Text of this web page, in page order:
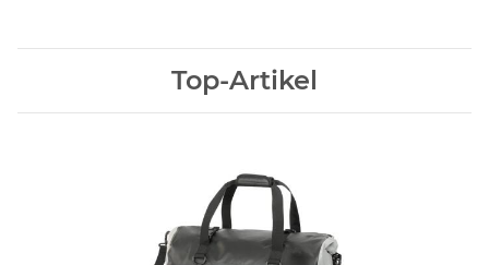
Top-Artikel